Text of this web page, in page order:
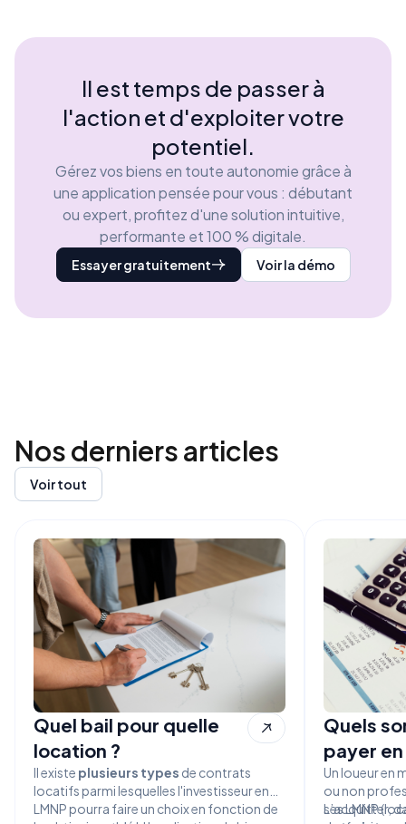
Il est temps de passer à
l'action et d'exploiter votre
potentiel.
Gérez vos biens en toute autonomie grâce à
une application pensée pour vous : débutant
ou expert, profitez d'une solution intuitive,
performante et 100 % digitale.
Essayer gratuitement Voir la démo
Nos derniersarticles
Voir tout
Quel bail pour quelle
location ?
Il existe plusieurs types de contrats
locatifs parmi lesquelles l'investisseur en
LMNP pourra faire un choix en fonction de
Quels
payer en
Un loueur en
ou non
s’acquitter,
Les LMNP